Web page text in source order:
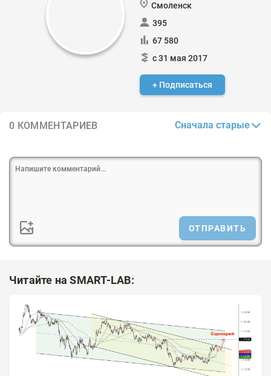
Смоленск
395
67 580
с 31 мая 2017
+ Подписаться
0 КОММЕНТАРИЕВ Сначала старые
ОТПРАВИТЬ
Читайте на SMART-LAB: